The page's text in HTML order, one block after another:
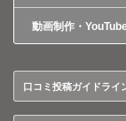
動画制作・
口コミ投稿ガイドライ